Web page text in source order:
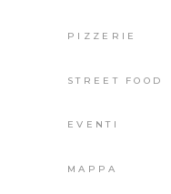
PIZZERIE
STREET FOOD
EVENTI
MAPPA